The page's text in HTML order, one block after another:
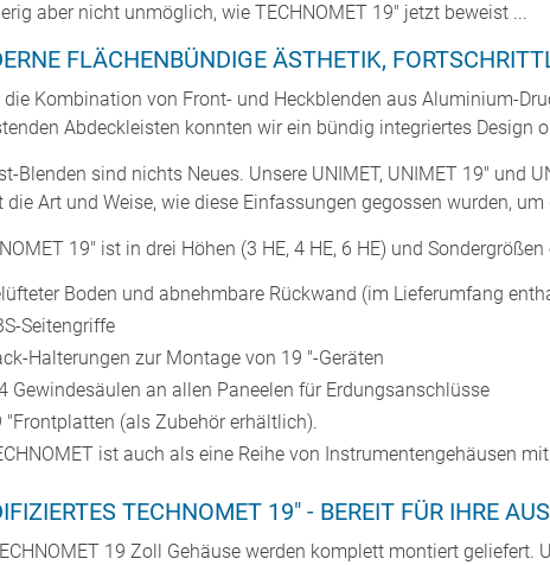
aber nicht unmöglich, wie TECHNOMET 19" jetzt beweist ...
FLÄCHENBÜNDIGE ÄSTHETIK,
die Kombination von Front- und Heckblenden aus Aluminium-
Abdeckleisten konnten wir ein bündig integriertes Design
Blenden sind nichts Neues. Unsere UNIMET, UNIMET 19" und
die Art und Weise, wie diese Einfassungen gegossen wurden,
19" ist in drei Höhen (3 HE, 4 HE, 6 HE) und
Boden und abnehmbare Rückwand (im Lieferumfang
Seitengriffe
Halterungen zur Montage von 19 "-Geräten
Gewindesäulen an allen Paneelen für Erdungsanschlüsse
"Frontplatten (als Zubehör erhältlich).
ist auch als eine Reihe von Instrumentengehäusen
TECHNOMET 19" - BEREIT FÜR IHRE
19 Zoll Gehäuse werden komplett montiert geliefert.